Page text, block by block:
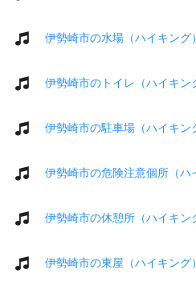
伊勢崎市の水場（ハイキング）
伊勢崎市のトイレ（ハイキン
伊勢崎市の駐車場（ハイキン
伊勢崎市の危険注意個所（ハ
伊勢崎市の休憩所（ハイキン
伊勢崎市の東屋（ハイキング）